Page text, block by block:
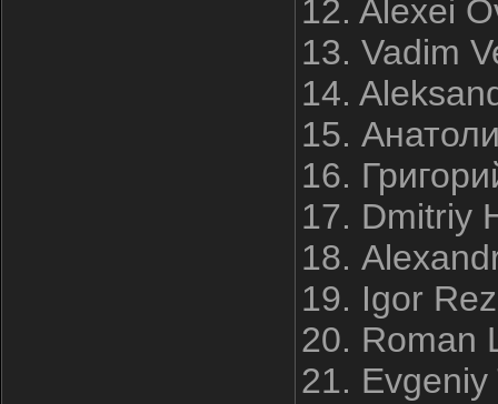
12. Alexei
13. Vadim
14.
15.
16.
17. Dmitriy
18.
19. Igor
20. Roman
21.